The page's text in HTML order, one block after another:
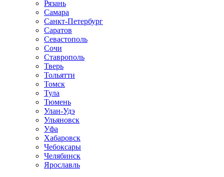
Рязань
Самара
Санкт-Петербург
Саратов
Севастополь
Сочи
Ставрополь
Тверь
Тольятти
Томск
Тула
Тюмень
Улан-Удэ
Ульяновск
Уфа
Хабаровск
Чебоксары
Челябинск
Ярославль